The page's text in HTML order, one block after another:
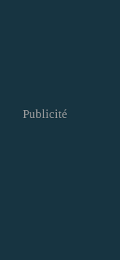
Publicité